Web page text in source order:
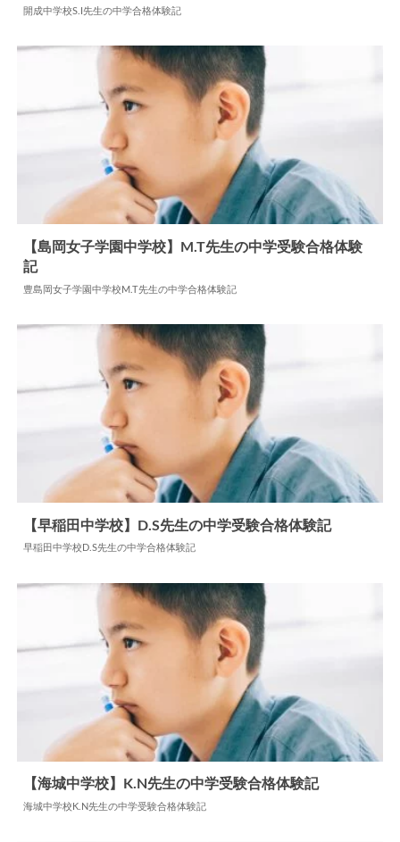
開成中学校S.I先生の中学合格体験記
中学合格体験記
【島岡女子学園中学校】M.T先生の中学受験合格体験
記
豊島岡女子学園中学校M.T先生の中学合格体験記
【早稲田中学校】D.S先生の中学受験合格体験記
早稲田中学校D.S先生の中学合格体験記
【海城中学校】K.N先生の中学受験合格体験記
海城中学校K.N先生の中学受験合格体験記